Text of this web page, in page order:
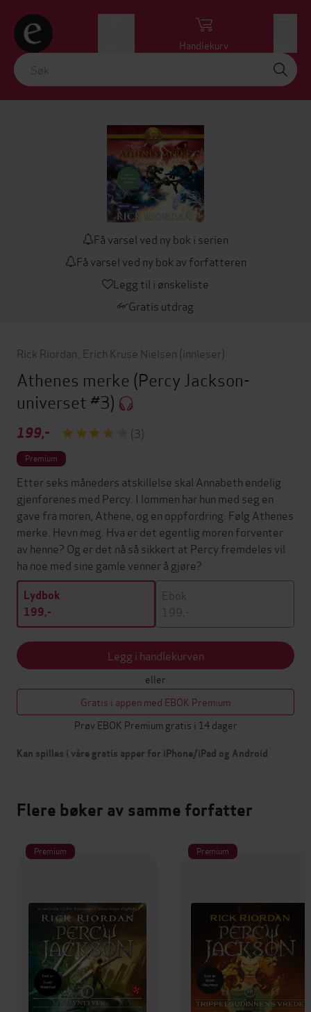
Handlekurv
Få varsel ved ny bok i serien
Få varsel ved ny bok av forfatteren
Legg til i ønskeliste
Gratis utdrag
Rick Riordan Erich Kruse Nielsen (innleser)
Athenes merke (Percy Jackson-
universet #3)
199,- (3)
Premium
Etter seks måneders atskillelse skal Annabeth endelig
gjenforenes med Percy. I lommen har hun med seg en
gave fra moren, Athene, og en oppfordring: Følg Athenes
merke. Hevn meg. Hva er det egentlig moren forventer
av henne? Og er det nå så sikkert at Percy fremdeles vil
ha noe med sine gamle venner å gjøre?
Lydbok
199,-
Ebok
199,-
Legg i handlekurven
eller
Gratis i appen med EBOK Premium
Prøv EBOK Premium gratis i 14 dager
Kan spilles i våre gratis apper for iPhone/iPad og Android
Flere bøker av samme forfatter
Premium Premium